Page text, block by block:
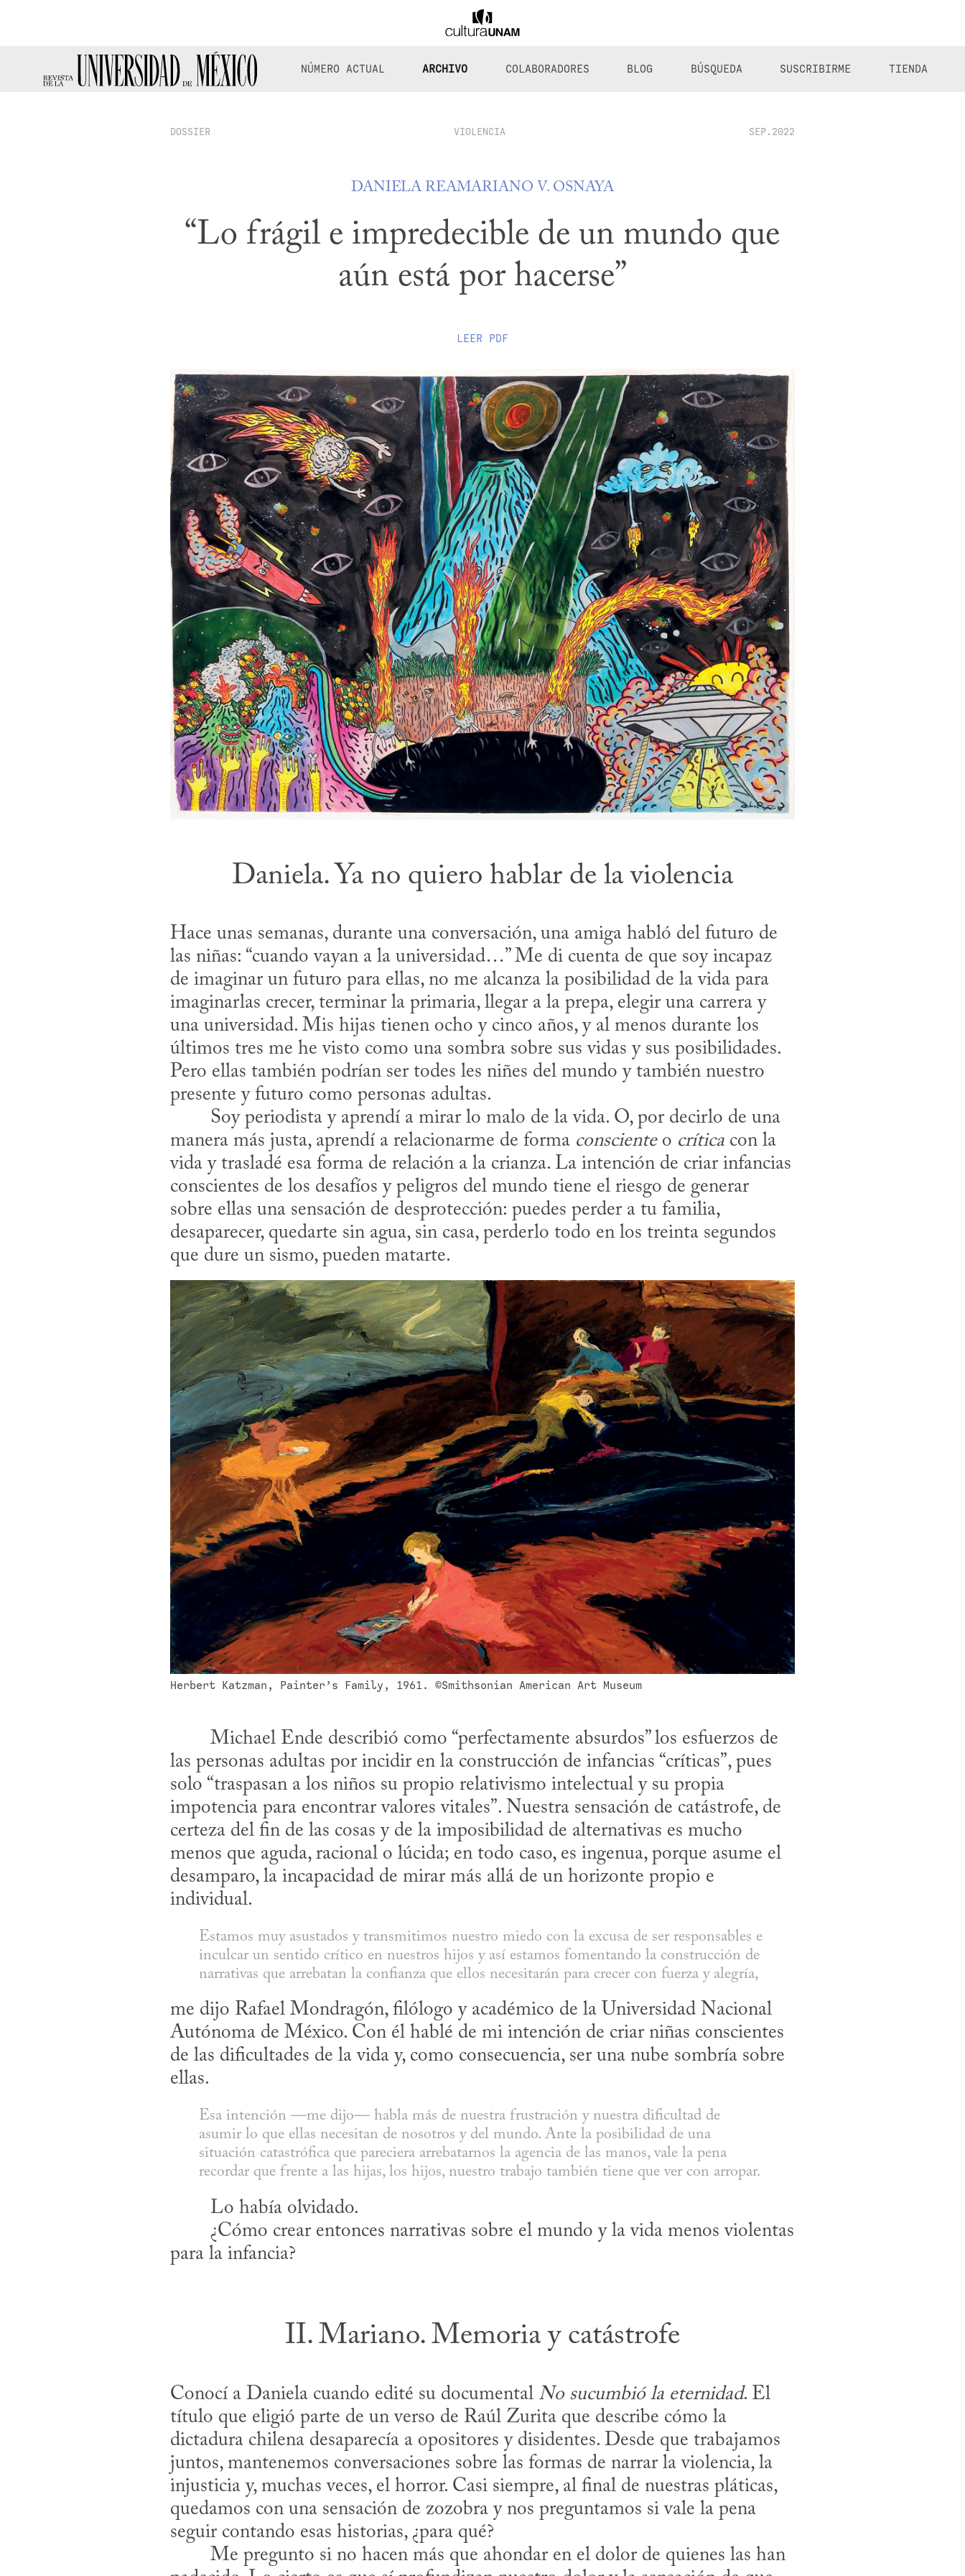
NÚMERO ACTUAL ARCHIVO COLABORADORES BLOG BÚSQUEDA SUSCRIBIRME TIENDA
DOSSIER VIOLENCIA SEP.2022
DANIELA REAMARIANO V. OSNAYA
“Lo frágil e impredecible de un mundo que
aún está por hacerse”
LEER PDF
Daniela. Ya no quiero hablar de la violencia
Hace unas semanas, durante una conversación, una amiga habló del futuro de
las niñas: “cuando vayan a la universidad…” Me di cuenta de que soy incapaz
de imaginar un futuro para ellas, no me alcanza la posibilidad de la vida para
imaginarlas crecer, terminar la primaria, llegar a la prepa, elegir una carrera y
una universidad. Mis hijas tienen ocho y cinco años, y al menos durante los
últimos tres me he visto como una sombra sobre sus vidas y sus posibilidades.
Pero ellas también podrían ser todes les niñes del mundo y también nuestro
presente y futuro como personas adultas.
manera más justa, aprendí a relacionarme de forma consciente o crítica con la
vida y trasladé esa forma de relación a la crianza. La intención de criar infancias
conscientes de los desafíos y peligros del mundo tiene el riesgo de generar
sobre ellas una sensación de desprotección: puedes perder a tu familia,
desaparecer, quedarte sin agua, sin casa, perderlo todo en los treinta segundos
que dure un sismo, pueden matarte.
Herbert Katzman, Painter’s Family, 1961. ©Smithsonian American Art Museum
las personas adultas por incidir en la construcción de infancias “críticas”, pues
solo “traspasan a los niños su propio relativismo intelectual y su propia
impotencia para encontrar valores vitales”. Nuestra sensación de catástrofe, de
certeza del fin de las cosas y de la imposibilidad de alternativas es mucho
menos que aguda, racional o lúcida; en todo caso, es ingenua, porque asume el
desamparo, la incapacidad de mirar más allá de un horizonte propio e
individual.
Estamos muy asustados y transmitimos nuestro miedo con la excusa de ser responsables e
inculcar un sentido crítico en nuestros hijos y así estamos fomentando la construcción de
narrativas que arrebatan la confianza que ellos necesitarán para crecer con fuerza y alegría,
me dijo Rafael Mondragón, filólogo y académico de la Universidad Nacional
Autónoma de México. Con él hablé de mi intención de criar niñas conscientes
de las dificultades de la vida y, como consecuencia, ser una nube sombría sobre
ellas.
Esa intención —me dijo— habla más de nuestra frustración y nuestra dificultad de
asumir lo que ellas necesitan de nosotros y del mundo. Ante la posibilidad de una
situación catastrófica que pareciera arrebatarnos la agencia de las manos, vale la pena
recordar que frente a las hijas, los hijos, nuestro trabajo también tiene que ver con arropar.
​	Lo había olvidado.
para la infancia?
II. Mariano. Memoria y catástrofe
Conocí a Daniela cuando edité su documental No sucumbió la eternidad. El
título que eligió parte de un verso de Raúl Zurita que describe cómo la
dictadura chilena desaparecía a opositores y disidentes. Desde que trabajamos
juntos, mantenemos conversaciones sobre las formas de narrar la violencia, la
injusticia y, muchas veces, el horror. Casi siempre, al final de nuestras pláticas,
quedamos con una sensación de zozobra y nos preguntamos si vale la pena
seguir contando esas historias, ¿para qué?